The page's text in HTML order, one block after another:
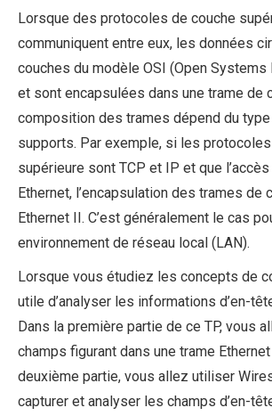
Lorsque des protocoles de couche
communiquent entre eux, les données
couches du modèle OSI (Open Systems
et sont encapsulées dans une trame de
composition des trames dépend du type
supports. Par exemple, si les
supérieure sont TCP et IP et que
Ethernet, l’encapsulation des trames de
Ethernet II. C’est généralement le cas
environnement de réseau local (LAN).
Lorsque vous étudiez les concepts de
utile d’analyser les informations d’en-
Dans la première partie de ce TP, vous
champs figurant dans une trame
deuxième partie, vous allez utiliser
capturer et analyser les champs d’en-